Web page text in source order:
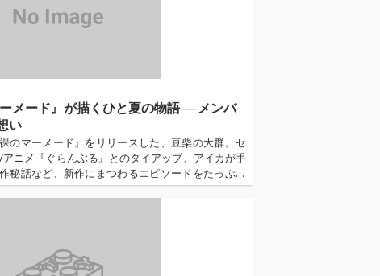
メード』が描くひと夏の物語──メンバ
い
のマーメード』をリリースした、豆柴の大群。セ
ニメ『ぐらんぶる』とのタイアップ、アイカが手
秘話など、新作にまつわるエピソードをたっぷり
ュー後半では、大きな転換期を迎えるWACKへの想
の覚悟についても本音で語ってもらった...…